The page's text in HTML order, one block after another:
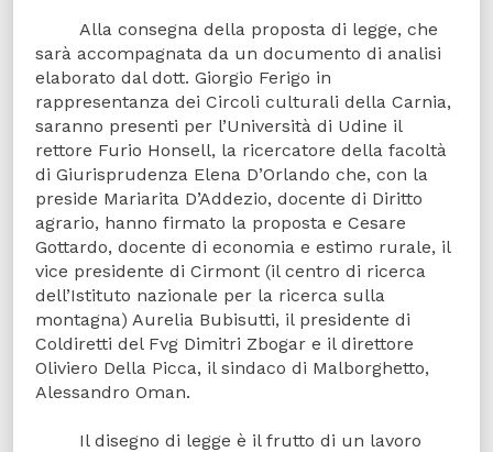
Alla consegna della proposta di legge, che
sarà accompagnata da un documento di analisi
elaborato dal dott. Giorgio Ferigo in
rappresentanza dei Circoli culturali della Carnia,
saranno presenti per l’Università di Udine il
rettore Furio Honsell, la ricercatore della facoltà
di Giurisprudenza Elena D’Orlando che, con la
preside Mariarita D’Addezio, docente di Diritto
agrario, hanno firmato la proposta e Cesare
Gottardo, docente di economia e estimo rurale, il
vice presidente di Cirmont (il centro di ricerca
dell’Istituto nazionale per la ricerca sulla
montagna) Aurelia Bubisutti, il presidente di
Coldiretti del Fvg Dimitri Zbogar e il direttore
Oliviero Della Picca, il sindaco di Malborghetto,
Alessandro Oman.
Il disegno di legge è il frutto di un lavoro